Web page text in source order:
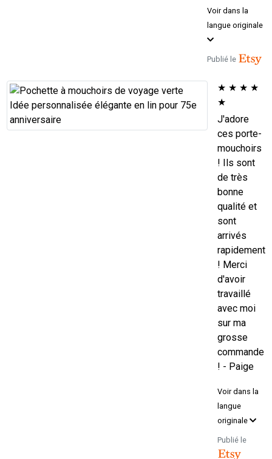
Voir dans la
langue originale
Publié le
★ ★ ★ ★
★
J'adore
ces porte-
mouchoirs
! Ils sont
de très
bonne
qualité et
sont
arrivés
rapidement
! Merci
d'avoir
travaillé
avec moi
sur ma
grosse
commande
! - Paige
Voir dans la
langue
originale
Publié le